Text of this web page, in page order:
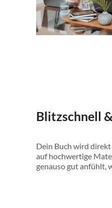
Blitzschnell
Dein Buch wird
auf hochwertige
genauso gut anfühlt,